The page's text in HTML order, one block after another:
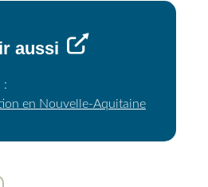
aussi
:
en Nouvelle-Aquitaine